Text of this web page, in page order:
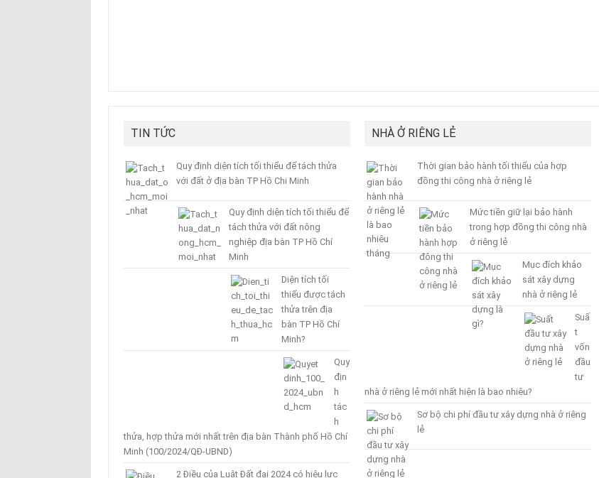
TIN TỨC
Quy định diện tích tối thiểu để tách thửa
với đất ở địa bàn TP Hồ Chi Minh
Quy định diện tích tối thiểu để
tách thửa với đất nông
nghiệp địa bàn TP Hồ Chí
Minh
Diện tích tối
thiểu được tách
thửa trên địa
bàn TP Hồ Chí
Minh?
Quy
địn
h
tác
h
thửa, hợp thửa mới nhất trên địa bàn Thành phố Hồ Chí
Minh (100/2024/QĐ-UBND)
2 Điều của Luật Đất đai 2024 có hiệu lực
NHÀ Ở RIÊNG LẺ
Thời gian bảo hành tối thiểu của hợp
đồng thi công nhà ở riêng lẻ
Mức tiền giữ lại bảo hành
trong hợp đồng thi công nhà
ở riêng lẻ
Mục đích khảo
sát xây dựng
nhà ở riêng lẻ
Suấ
t
vốn
đầu
tư
nhà ở riêng lẻ mới nhất hiện là bao nhiêu?
Sơ bộ chi phí đầu tư xây dựng nhà ở riêng
lẻ